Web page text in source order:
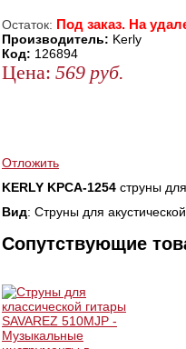
Остаток: Под заказ. На
Производитель: Kerly
Код: 126894
Цена: 569 руб.
Отложить
KERLY KPCA-1254 струны
Вид: Струны для
Сопутствующие